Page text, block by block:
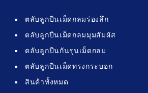
ตลับลูกปืนเม็ดกลมร่องลึก
ตลับลูกปืนเม็ดกลมมุมสัมผัส
ตลับลูกปืนกันรุนเม็ดกลม
ตลับลูกปืนเม็ดทรงกระบอก
สินค้าทั้งหมด